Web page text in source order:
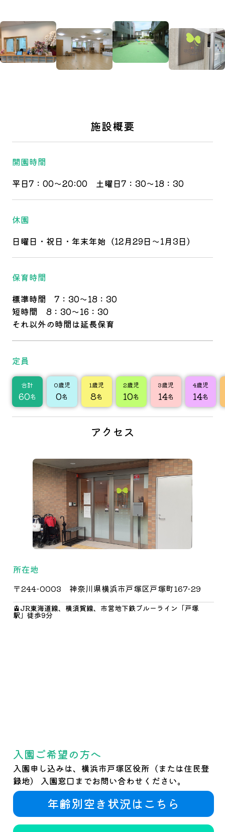
施設概要
開園時間
平日7：00～20:00 土曜日7：30～18：30
休園
日曜日・祝日・年末年始（12月29日～1月3日）
保育時間
標準時間 7：30～18：30
短時間 8：30～16：30
それ以外の時間は延長保育
定員
合計
60名
0歳児
0名
1歳児
8名
2歳児
10名
3歳児
14名
4歳児
14名
アクセス
所在地
〒244-0003 神奈川県横浜市戸塚区戸塚町167-29
🚊JR東海道線、横須賀線、市営地下鉄ブルーライン「戸塚
駅」徒歩9分
入園ご希望の方へ
入園申し込みは、横浜市戸塚区役所（または住民登
録地） 入園窓口までお問い合わせください。
年齢別空き状況はこちら